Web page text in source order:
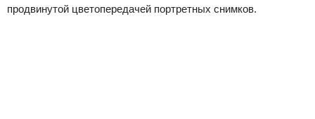
продвинутой цветопередачей портретных снимков.